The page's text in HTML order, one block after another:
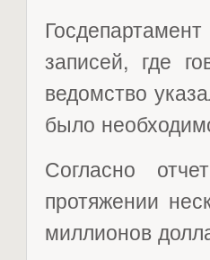
записей, где
ведомство
было
Согласно
протяжении
миллионов